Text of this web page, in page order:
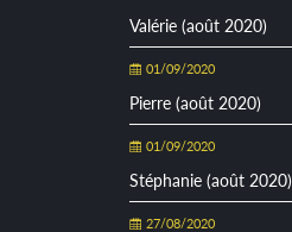
Valérie (août 2020)
01/09/2020
Pierre (août 2020)
01/09/2020
Stéphanie (août 2020)
27/08/2020